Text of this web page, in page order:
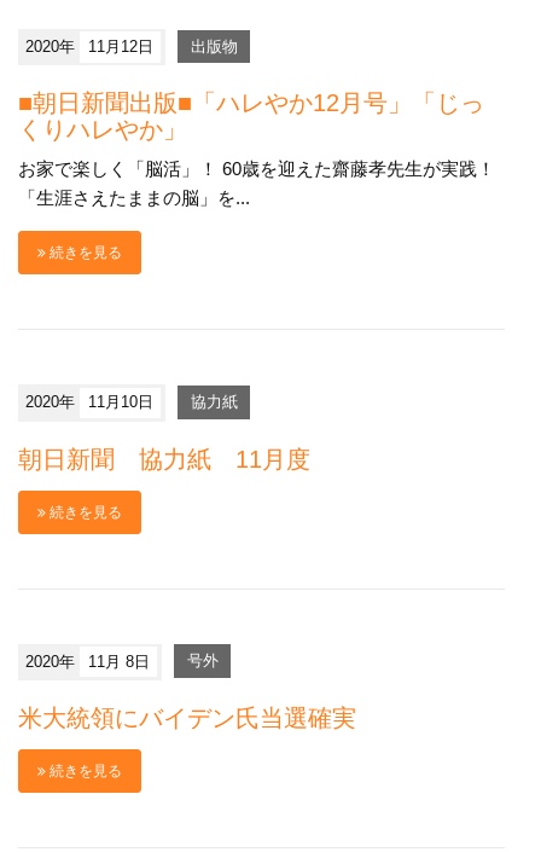
2020年 11月12日 出版物
■朝日新聞出版■「ハレやか12月号」「じっ
くりハレやか」
お家で楽しく「脳活」！ 60歳を迎えた齋藤孝先生が実践！
「生涯さえたままの脳」を...
続きを見る
2020年 11月10日 協力紙
朝日新聞 協力紙 11月度
続きを見る
2020年 11月 8日 号外
米大統領にバイデン氏当選確実
続きを見る